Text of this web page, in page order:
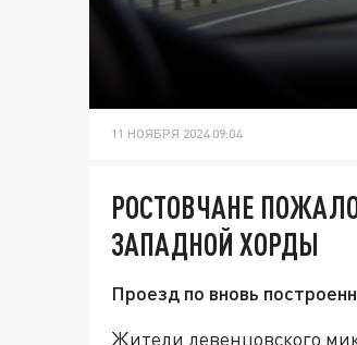
11 НОЯБРЯ 2024 09:04
РОСТОВЧАНЕ
ЗАПАДНОЙ ХОРДЫ
Проезд по вновь
Жители левенцовского